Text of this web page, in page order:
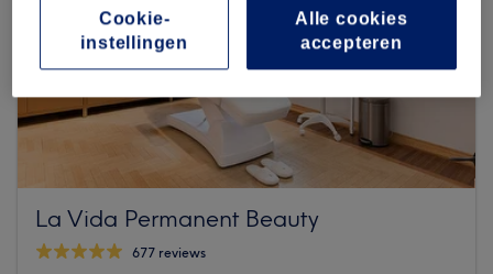
La Vida Permanent Beauty
677 reviews
Alle cookies
accepteren
Cookie-
instellingen